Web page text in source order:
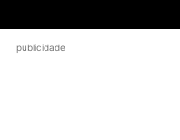
publicidade